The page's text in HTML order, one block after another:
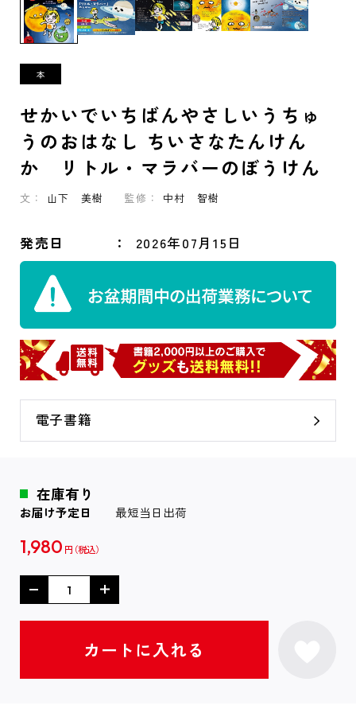
せかいでいちばんやさしいうちゅ
うのおはなし ちいさなたんけん
か リトル・マラバーのぼうけん
文： 山下 美樹 監修： 中村 智樹
発売日 2026年07月15日
電子書籍
在庫有り
お届け予定日 最短当日出荷
1,980 円